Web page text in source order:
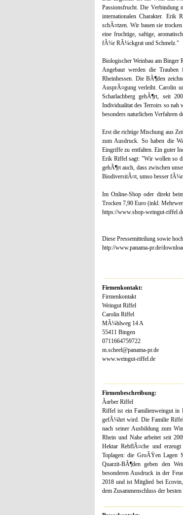
Passionsfrucht. Die Verbindung
internationalen Charakter. Erik
schÃ¤tzen. Wir bauen sie
eine fruchtige, saftige,
fÃ¼r RÃ¼ckgrat und Schmelz."
Biologischer Weinbau am Binger
Angebaut werden die
Rheinhessen. Die BÃ¶den
AusprÃ¤gung verleiht. Carolin
Scharlachberg gehÃ¶rt, seit
Individualitat des Terroirs so nah
besonders naturlichen Verfahren
Erst die richtige Mischung aus
zum Ausdruck. So haben die
Eingriffe zu entfalten. Ein guter
Erik Riffel sagt: "Wir wollen so
gehÃ¶rt auch, dass zwischen
BiodiversitÃ¤t, umso besser fÃ¼r
Im Online-Shop oder direkt
Trocken 7,90 Euro (inkl.
https://www.shop-weingut-
Diese Pressemitteilung sowie
http://www.panama-pr.de/
Firmenkontakt:
Firmenkontakt
Weingut Riffel
Carolin Riffel
MÃ¼hlweg 14 A
55411 Bingen
0711664759722
m.scheel@panama-pr.de
www.weingut-riffel.de
Firmenbeschreibung:
Ãœber Riffel
Riffel ist ein Familienweingut in
gefÃ¼hrt wird. Die Familie
nach seiner Ausbildung zum
Rhein und Nahe arbeitet seit
Hektar RebflÃ¤che und
Toplagen: die GroÃŸen Lagen
Quarzit-BÃ¶den geben den
besonderen Ausdruck in der
2018 und ist Mitglied bei
dem Zusammenschluss der